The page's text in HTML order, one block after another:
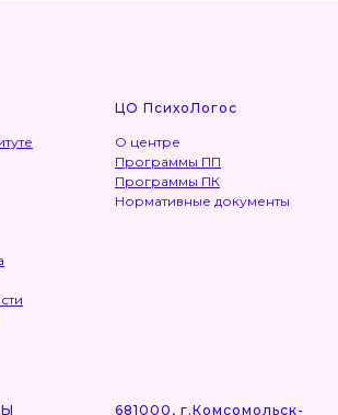
ЦО ПсихоЛогос
О центре
Программы ПП
Программы ПК
Нормативные документы
681000, г.Комсомольск-